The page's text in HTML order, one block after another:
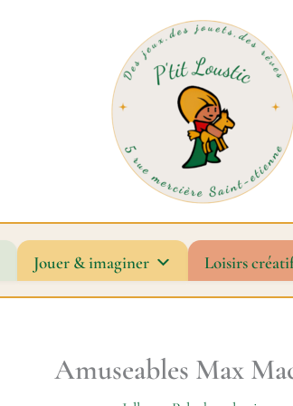
Jouer & imaginer Loisirs
Amuseables Max